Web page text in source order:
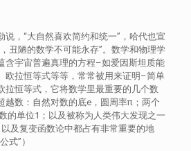
说，“大自然喜欢简约和统一”，哈代也宣
丑陋的数学不可能永存”。数学和物理学
含宇宙普遍真理的方程–如爱因斯坦质能
欧拉恒等式等等，常常被用来证明–简单
拉恒等式，它将数学里最重要的几个数
越数：自然对数的底e，圆周率π；两个
的单位1；以及被称为人类伟大发现之一
及复变函数论中都占有非常重要的地
式”）